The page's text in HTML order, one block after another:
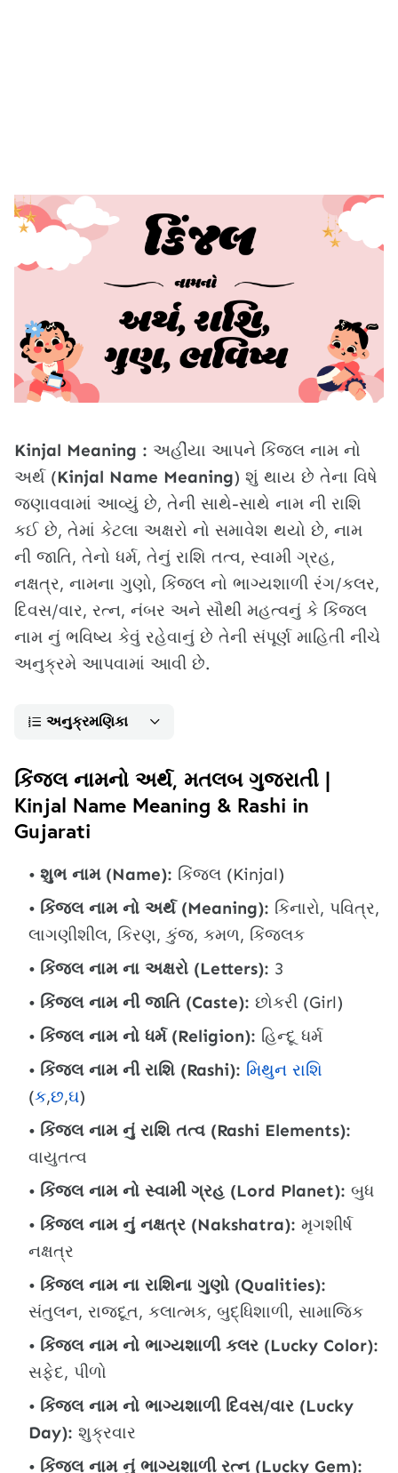
Kinjal Meaning : અહીંયા આપને કિંજલ નામ નો
અર્થ (Kinjal Name Meaning) શું થાય છે તેના વિષે
જણાવવામાં આવ્યું છે, તેની સાથે-સાથે નામ ની રાશિ
કઈ છે, તેમાં કેટલા અક્ષરો નો સમાવેશ થયો છે, નામ
ની જાતિ, તેનો ધર્મ, તેનું રાશિ તત્વ, સ્વામી ગ્રહ,
નક્ષત્ર, નામના ગુણો, કિંજલ નો ભાગ્યશાળી રંગ/કલર,
દિવસ/વાર, રત્ન, નંબર અને સૌથી મહત્વનું કે કિંજલ
નામ નું ભવિષ્ય કેવું રહેવાનું છે તેની સંપૂર્ણ માહિતી નીચે
અનુક્રમે આપવામાં આવી છે.
અનુક્રમણિકા
કિંજલ નામનો અર્થ, મતલબ ગુજરાતી |
Kinjal Name Meaning & Rashi in
Gujarati
શુભ નામ (Name): કિંજલ (Kinjal)
કિંજલ નામ નો અર્થ (Meaning): કિનારો, પવિત્ર,
લાગણીશીલ, કિરણ, કુંજ, કમળ, કિંજલક
કિંજલ નામ ના અક્ષરો (Letters): 3
કિંજલ નામ ની જાતિ (Caste): છોકરી (Girl)
કિંજલ નામ નો ધર્મ (Religion): હિન્દૂ ધર્મ
કિંજલ નામ ની રાશિ (Rashi): મિથુન રાશિ
(ક,છ,ઘ)
કિંજલ નામ નું રાશિ તત્વ (Rashi Elements):
વાયુતત્વ
કિંજલ નામ નો સ્વામી ગ્રહ (Lord Planet): બુધ
કિંજલ નામ નું નક્ષત્ર (Nakshatra): મૃગશીર્ષ
નક્ષત્ર
કિંજલ નામ ના રાશિના ગુણો (Qualities):
સંતુલન, રાજદૂત, કલાત્મક, બુદ્ધિશાળી, સામાજિક
કિંજલ નામ નો ભાગ્યશાળી કલર (Lucky Color):
સફેદ, પીળો
કિંજલ નામ નો ભાગ્યશાળી દિવસ/વાર (Lucky
Day): શુક્રવાર
કિંજલ નામ નું ભાગ્યશાળી રત્ન (Lucky Gem):